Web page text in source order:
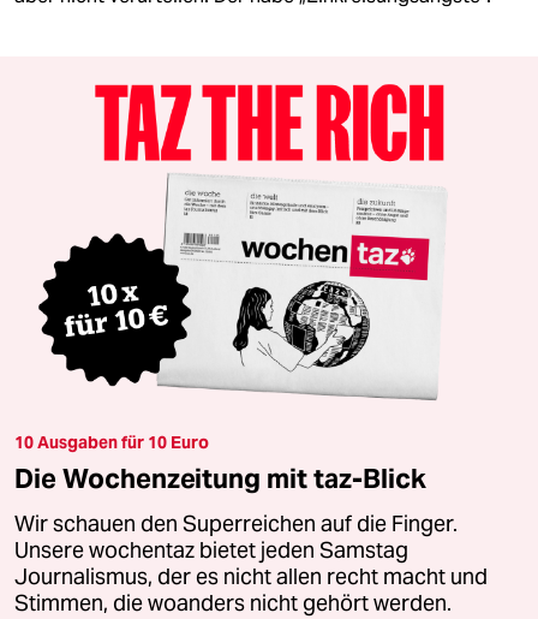
10 Ausgaben für 10 Euro
Die Wochenzeitung mit taz-Blick
Wir schauen den Superreichen auf die Finger.
Unsere wochentaz bietet jeden Samstag
Journalismus, der es nicht allen recht macht und
Stimmen, die woanders nicht gehört werden.